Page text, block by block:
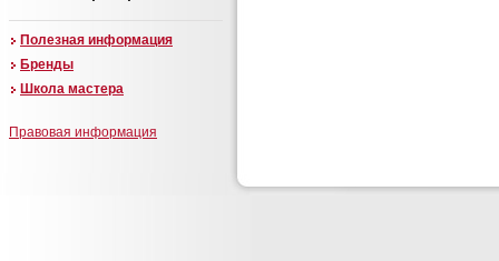
Полезная информация
Бренды
Школа мастера
Правовая информация